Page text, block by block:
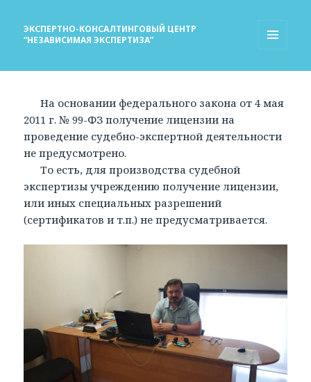
ЭКСПЕРТНО-КОНСАЛТИНГОВЫЙ ЦЕНТР
“НЕЗАВИСИМАЯ ЭКСПЕРТИЗА”
На основании федерального закона от 4 мая
2011 г. № 99-ФЗ получение лицензии на
проведение судебно-экспертной деятельности
не предусмотрено.
То есть, для производства судебной
экспертизы учреждению получение лицензии,
или иных специальных разрешений
(сертификатов и т.п.) не предусматривается.